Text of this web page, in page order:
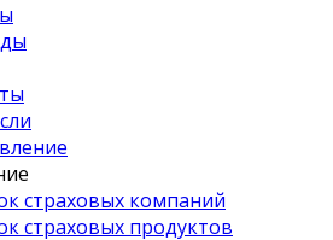
страховых компаний
страховых продуктов